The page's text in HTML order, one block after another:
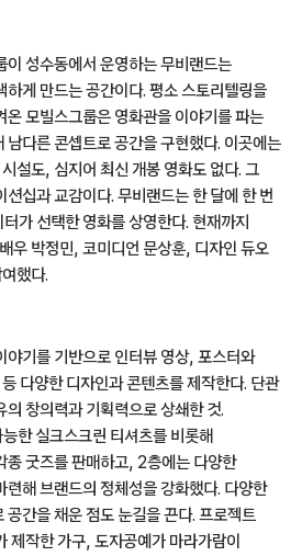
이 성수동에서 운영하는 무비랜드는
하게 만드는 공간이다. 평소 스토리텔링을
온 모빌스그룹은 영화관을 이야기를 파는
남다른 콘셉트로 공간을 구현했다. 이곳에는
설도, 심지어 최신 개봉 영화도 없다. 그
션십과 교감이다. 무비랜드는 한 달에 한 번
가 선택한 영화를 상영한다. 현재까지
우 박정민, 코미디언 문상훈, 디자인 듀오
했다.
야기를 기반으로 인터뷰 영상, 포스터와
다양한 디자인과 콘텐츠를 제작한다. 단관
창의력과 기획력으로 상쇄한 것.
한 실크스크린 티셔츠를 비롯해
종 굿즈를 판매하고, 2층에는 다양한
련해 브랜드의 정체성을 강화했다. 다양한
공간을 채운 점도 눈길을 끈다. 프로젝트
제작한 가구, 도자공예가 마라가람이